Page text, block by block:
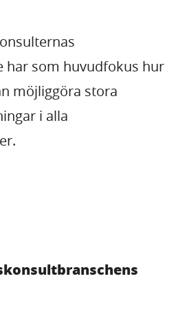
har som huvudfokus hur
möjliggöra stora
i alla